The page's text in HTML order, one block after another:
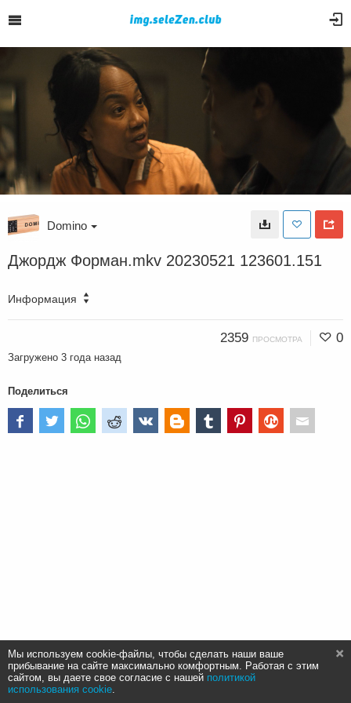
Domino
Джордж Форман.mkv 20230521 123601.151
Информация
2359 ПРОСМОТРА 0
Загружено 3 года назад
Поделиться
Мы используем cookie-файлы, чтобы сделать наши ваше
прибывание на сайте максимально комфортным. Работая с этим
сайтом, вы даете свое согласие с нашей политикой
использования cookie.